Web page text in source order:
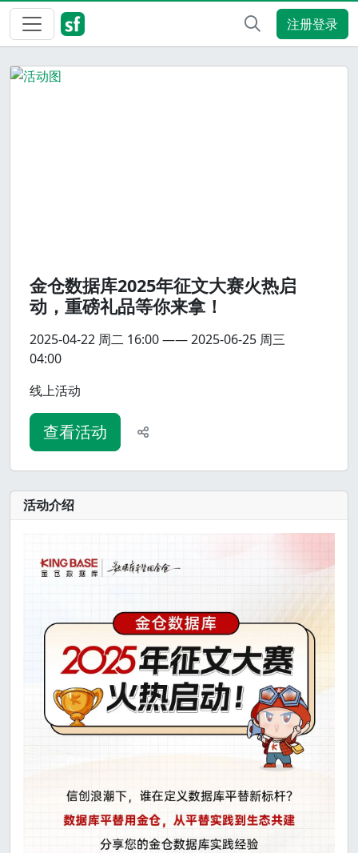
注册登录
金仓数据库2025年征文大赛火热启
动，重磅礼品等你来拿！
2025-04-22 周二 16:00——2025-06-25 周三
04:00
线上活动
查看活动
活动介绍